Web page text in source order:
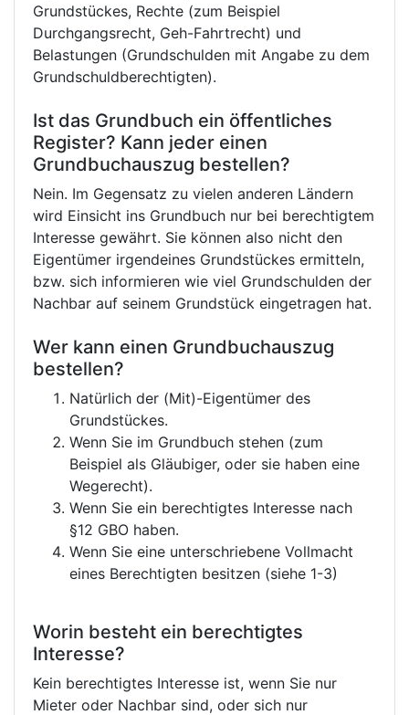
Grundstückes, Rechte (zum Beispiel
Durchgangsrecht, Geh-Fahrtrecht) und
Belastungen (Grundschulden mit Angabe zu dem
Grundschuldberechtigten).
Ist das Grundbuch ein öffentliches
Register? Kann jeder einen
Grundbuchauszug bestellen?
Nein. Im Gegensatz zu vielen anderen Ländern
wird Einsicht ins Grundbuch nur bei berechtigtem
Interesse gewährt. Sie können also nicht den
Eigentümer irgendeines Grundstückes ermitteln,
bzw. sich informieren wie viel Grundschulden der
Nachbar auf seinem Grundstück eingetragen hat.
Wer kann einen Grundbuchauszug
bestellen?
Natürlich der (Mit)-Eigentümer des
Grundstückes.
Wenn Sie im Grundbuch stehen (zum
Beispiel als Gläubiger, oder sie haben eine
Wegerecht).
Wenn Sie ein berechtigtes Interesse nach
§12 GBO haben.
Wenn Sie eine unterschriebene Vollmacht
eines Berechtigten besitzen (siehe 1-3)
Worin besteht ein berechtigtes
Interesse?
Kein berechtigtes Interesse ist, wenn Sie nur
Mieter oder Nachbar sind, oder sich nur